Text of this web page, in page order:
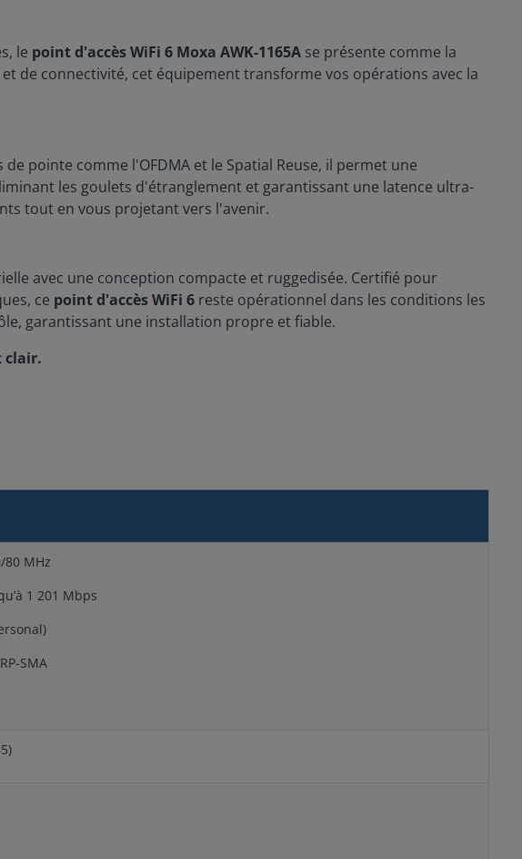
le point d'accès WiFi 6 Moxa AWK-1165A se présente comme la
de connectivité, cet équipement transforme vos opérations avec la
pointe comme l'OFDMA et le Spatial Reuse, il permet une
les goulets d'étranglement et garantissant une latence ultra-
tout en vous projetant vers l'avenir.
avec une conception compacte et ruggedisée. Certifié pour
ce point d'accès WiFi 6 reste opérationnel dans les conditions les
garantissant une installation propre et fiable.
clair.
80 MHz
1 201 Mbps
SMA